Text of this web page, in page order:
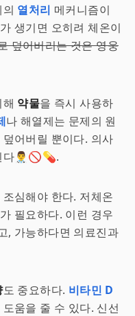
열처리 메커니즘이
생기면 오히려 체온이
덮어버리는 것은 영웅
약물을 즉시 사용하
나 해열제는 문제의 원
어버릴 뿐이다. 의사
다👨‍⚕️🚫💊.
심해야 한다. 저체온
필요하다. 이런 경우
, 가능하다면 의료진과
도 중요하다. 비타민 D
움을 줄 수 있다. 신선